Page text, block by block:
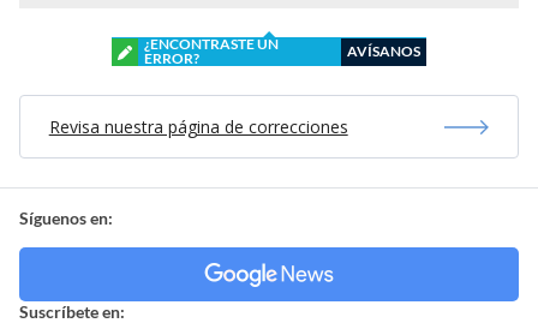
¿ENCONTRASTE UN
ERROR?
AVÍSANOS
Revisa nuestra página de correcciones
Síguenos en:
Suscríbete en: